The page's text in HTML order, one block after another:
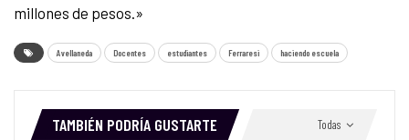
millones de pesos.»
Avellaneda Docentes estudiantes Ferraresi haciendo escuela
Todas
TAMBIÉN PODRÍA GUSTARTE